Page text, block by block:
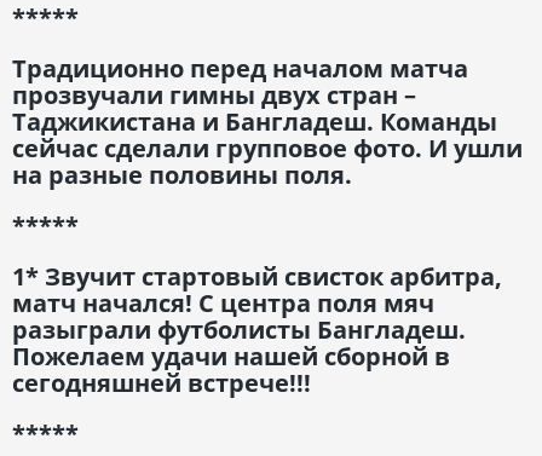
*****
Традиционно перед началом матча
прозвучали гимны двух стран –
Таджикистана и Бангладеш. Команды
сейчас сделали групповое фото. И ушли
на разные половины поля.
*****
1* Звучит стартовый свисток арбитра,
матч начался! С центра поля мяч
разыграли футболисты Бангладеш.
Пожелаем удачи нашей сборной в
сегодняшней встрече!!!
*****